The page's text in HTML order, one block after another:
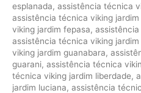
esplanada, assistência técnica
assistência técnica viking jardim
viking jardim fepasa,
assistência técnica viking jardim
viking jardim guanabara,
guarani, assistência técnica
técnica viking jardim liberdade,
jardim luciana, assistência